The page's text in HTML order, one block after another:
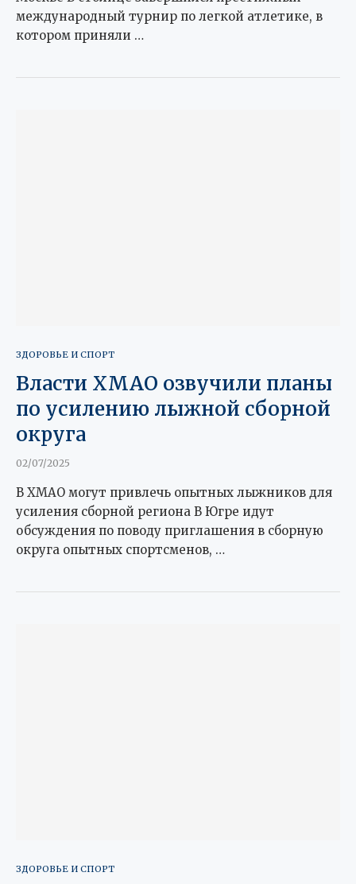
международный турнир по легкой атлетике, в
котором приняли …
ЗДОРОВЬЕ И СПОРТ
Власти ХМАО озвучили планы
по усилению лыжной сборной
округа
02/07/2025
В ХМАО могут привлечь опытных лыжников для
усиления сборной региона В Югре идут
обсуждения по поводу приглашения в сборную
округа опытных спортсменов, …
ЗДОРОВЬЕ И СПОРТ